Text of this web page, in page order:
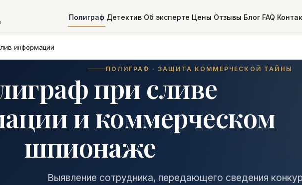
Полиграф Детектив Об эксперте Цены Отзывы Блог FAQ
информации
ПОЛИГРАФ · ЗАЩИТА КОММЕРЧЕСКОЙ ТАЙНЫ
при сливе
и коммерческом
шпионаже
Выявление сотрудника, передающего сведения